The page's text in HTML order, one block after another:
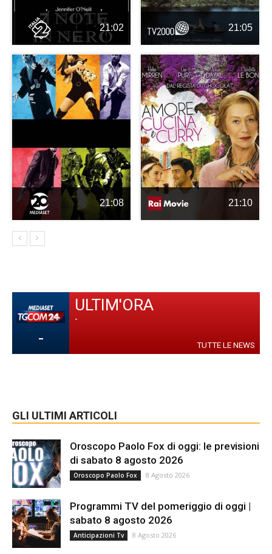
21:02 21:05
21:08 21:10
-
ULTIM'ORA
-
TUTTE LE NEWS
GLI ULTIMI ARTICOLI
Oroscopo Paolo Fox di oggi: le previsioni
di sabato 8 agosto 2026
Oroscopo Paolo Fox 8 Agosto 2026
Programmi TV del pomeriggio di oggi |
sabato 8 agosto 2026
Anticipazioni Tv 8 Agosto 2026